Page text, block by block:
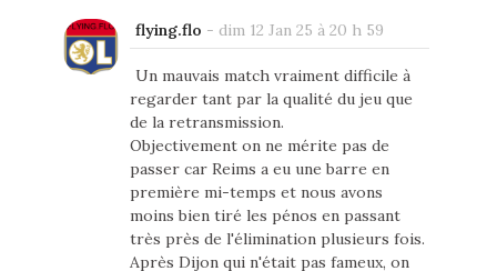
flying.flo - dim 12 Jan 25 à 20 h 59
Un mauvais match vraiment difficile à
regarder tant par la qualité du jeu que
de la retransmission.
Objectivement on ne mérite pas de
passer car Reims a eu une barre en
première mi-temps et nous avons
moins bien tiré les pénos en passant
très près de l'élimination plusieurs fois.
Après Dijon qui n'était pas fameux, on